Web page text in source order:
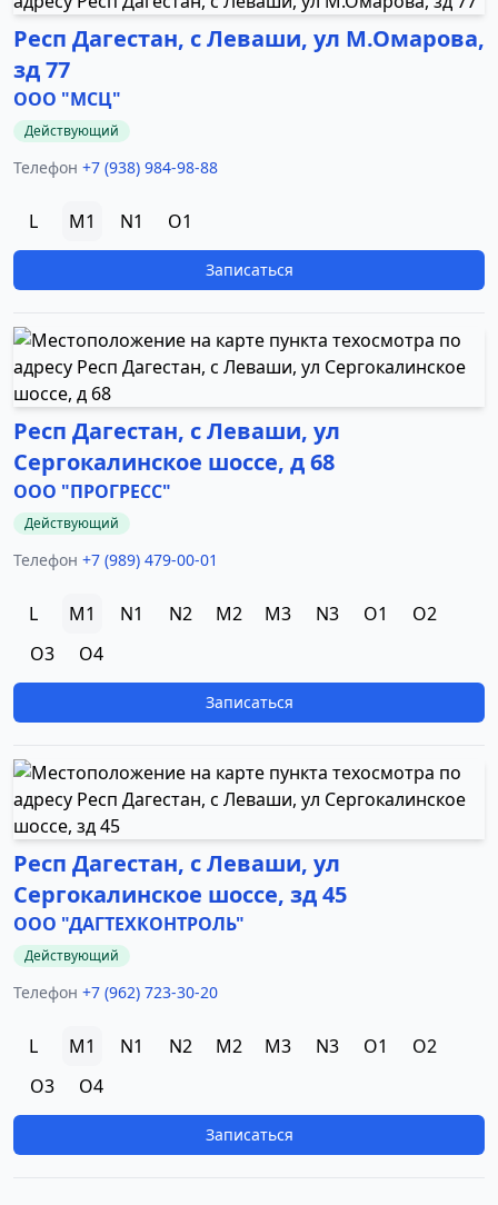
Респ Дагестан, с Леваши, ул М.Омарова,
зд 77
ООО "МСЦ"
Действующий
Телефон +7 (938) 984-98-88
L M1 N1 O1
Записаться
Респ Дагестан, с Леваши, ул
Сергокалинское шоссе, д 68
ООО "ПРОГРЕСС"
Действующий
Телефон +7 (989) 479-00-01
L M1 N1 N2 M2 M3 N3 O1
O2
O3
O4
Записаться
Респ Дагестан, с Леваши, ул
Сергокалинское шоссе, зд 45
ООО "ДАГТЕХКОНТРОЛЬ"
Действующий
Телефон +7 (962) 723-30-20
L M1 N1 N2 M2 M3 N3 O1
O2
O3
O4
Записаться